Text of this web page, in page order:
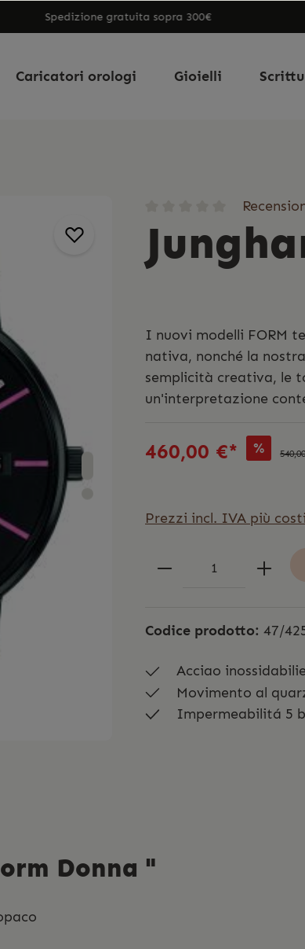
Spedizione gratuita sopra 300€
Caricatori orologi Gioielli
I nuovi modelli FORM
nativa, nonché la
semplicità creativa, le
un'interpretazione
460,00 €* %
Prezzi incl. IVA più
Codice prodotto: 47/
Acciao
Movimento al
Impermeabilitá 5
Donna "